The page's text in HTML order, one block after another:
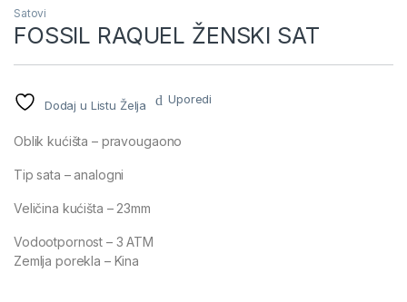
Satovi
FOSSIL RAQUEL ŽENSKI SAT
Dodaj u Listu Želja Uporedi
Oblik kućišta – pravougaono
Tip sata – analogni
Veličina kućišta – 23mm
Vodootpornost – 3 ATM
Zemlja porekla – Kina